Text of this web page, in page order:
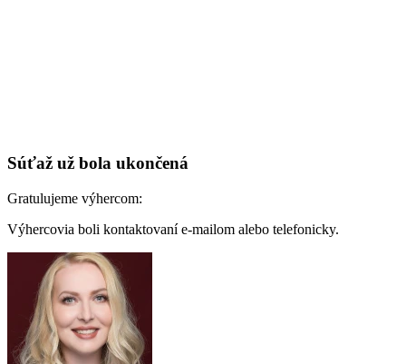
Súťaž už bola ukončená
Gratulujeme výhercom:
Výhercovia boli kontaktovaní e-mailom alebo telefonicky.